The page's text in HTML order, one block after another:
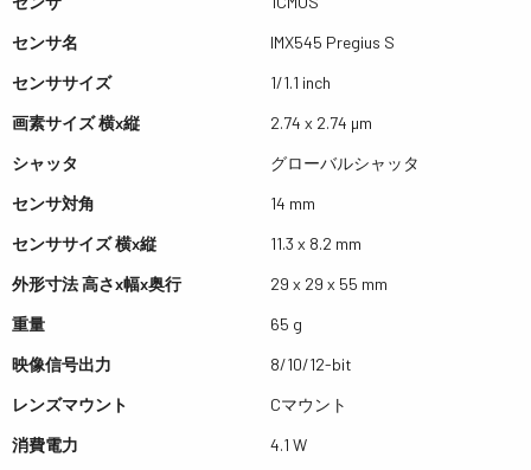
センサ名
IMX545 Pregius S
センササイズ
1/1.1 inch
画素サイズ 横x縦
2.74 x 2.74 µm
シャッタ
グローバルシャッタ
センサ対角
14 mm
センササイズ 横x縦
11.3 x 8.2 mm
外形寸法 高さx幅x奥行
29 x 29 x 55 mm
重量
65 g
映像信号出力
8/10/12-bit
レンズマウント
Cマウント
消費電力
4.1 W